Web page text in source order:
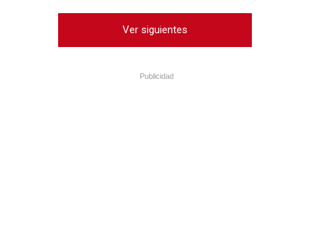
Ver siguientes
Publicidad